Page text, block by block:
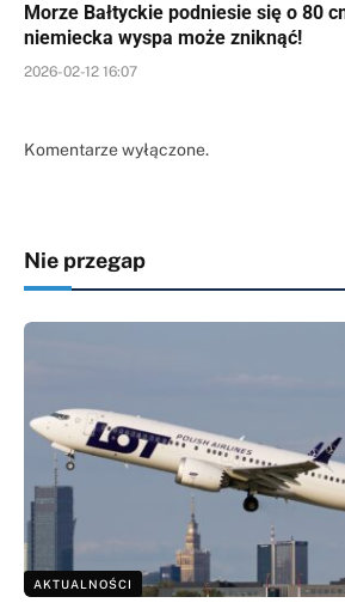
Morze Bałtyckie podniesie się o 80
niemiecka wyspa może zniknąć!
2026-02-12 16:07
Komentarze wyłączone.
Nie przegap
AKTUALNOŚCI